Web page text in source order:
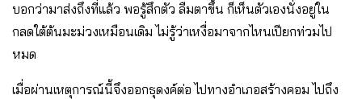
บอกว่ามาส่งถึงที่แล้ว พอรู้สึกตัว ลืมตาขึ้น ก็เห็นตัวเองนั่งอยู่ใน
กลดใต้ต้นมะม่วงเหมือนเดิม ไม่รู้ว่าเหงื่อมาจากไหนเปียกท่วมไป
หมด
เมื่อผ่านเหตุการณ์นี้จึงออกธุดงค์ต่อ ไปทางอำเภอสร้างคอม ไปถึง